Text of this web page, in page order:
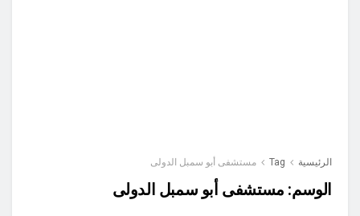
الرئيسية Tag مستشفى أبو سمبل الدولى
الوسم: مستشفى أبو سمبل الدولى